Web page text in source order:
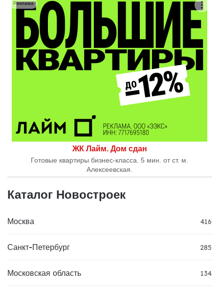
ЖК Лайм. Дом сдан
Готовые квартиры бизнес-класса. 5 мин. от ст. м.
Алексеевская.
Реклама
Каталог Новостроек
Москва 416
Санкт-Петербург 285
Московская область 134